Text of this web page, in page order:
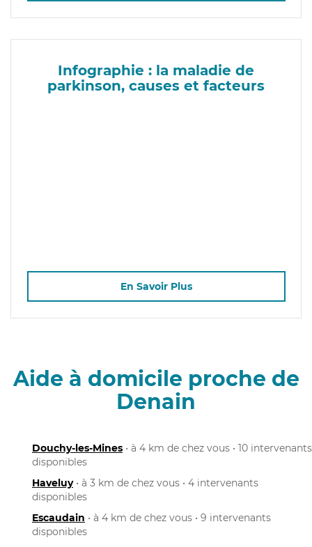
Infographie : la maladie de
parkinson, causes et facteurs
En Savoir Plus
Aide à domicile proche de
Denain
Douchy-les-Mines • à 4 km de chez vous • 10 intervenants
disponibles
Haveluy• à 3 km de chez vous • 4 intervenants
disponibles
Escaudain • à 4 km de chez vous • 9 intervenants
disponibles